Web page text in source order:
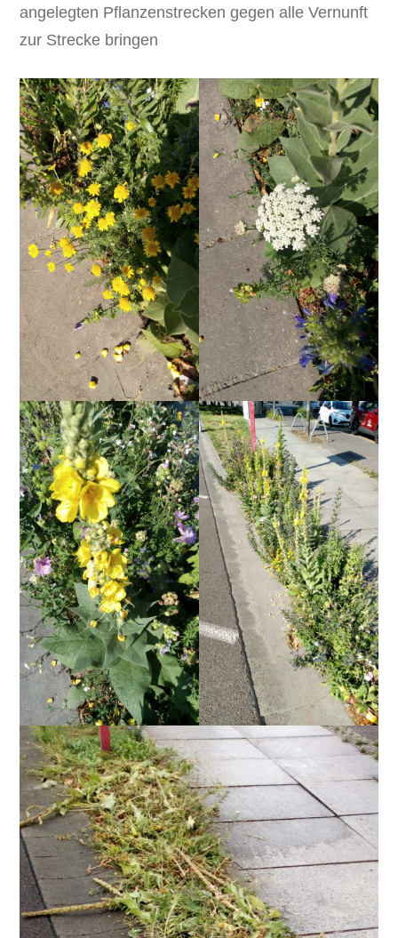
angelegten Pflanzenstrecken gegen alle Vernunft
zur Strecke bringen